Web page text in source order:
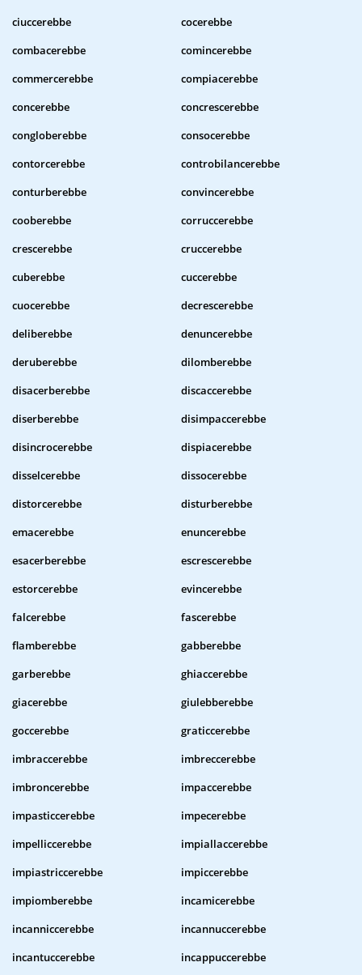
ciuccerebbe
cocerebbe
combacerebbe
comincerebbe
commercerebbe
compiacerebbe
concerebbe
concrescerebbe
congloberebbe
consocerebbe
contorcerebbe
controbilancerebbe
conturberebbe
convincerebbe
cooberebbe
corruccerebbe
crescerebbe
cruccerebbe
cuberebbe
cuccerebbe
cuocerebbe
decrescerebbe
deliberebbe
denuncerebbe
deruberebbe
dilomberebbe
disacerberebbe
discaccerebbe
diserberebbe
disimpaccerebbe
disincrocerebbe
dispiacerebbe
disselcerebbe
dissocerebbe
distorcerebbe
disturberebbe
emacerebbe
enuncerebbe
esacerberebbe
escrescerebbe
estorcerebbe
evincerebbe
falcerebbe
fascerebbe
flamberebbe
gabberebbe
garberebbe
ghiaccerebbe
giacerebbe
giulebberebbe
goccerebbe
graticcerebbe
imbraccerebbe
imbreccerebbe
imbroncerebbe
impaccerebbe
impasticcerebbe
impecerebbe
impelliccerebbe
impiallaccerebbe
impiastriccerebbe
impiccerebbe
impiomberebbe
incamicerebbe
incanniccerebbe
incannuccerebbe
incantuccerebbe
incappuccerebbe